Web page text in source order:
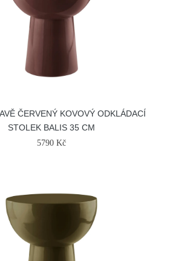
ČERVENÝ KOVOVÝ ODKLÁDACÍ
STOLEK BALIS 35 CM
5790 Kč